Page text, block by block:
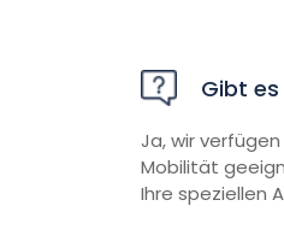
Gibt
Ja, wir
Mobilität
Ihre speziellen